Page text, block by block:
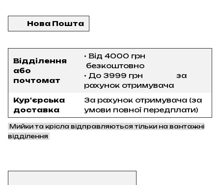
Нова Пошта
Відділення
або
почтомат
• Від 4000 грн
безкоштовно
• До 3999 грн за
рахунок отримувача
Кур'єрська
доставка
За рахунок отримувача (за
умови повної передплати)
Мийки та крісла відправляються тільки на вантажні
відділення